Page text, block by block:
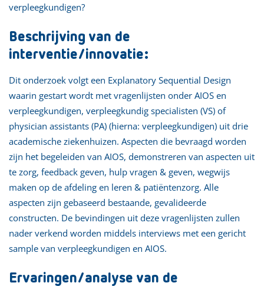
verpleegkundigen?
Beschrijving van de
interventie/innovatie:
Dit onderzoek volgt een Explanatory Sequential Design
waarin gestart wordt met vragenlijsten onder AIOS en
verpleegkundigen, verpleegkundig specialisten (VS) of
physician assistants (PA) (hierna: verpleegkundigen) uit drie
academische ziekenhuizen. Aspecten die bevraagd worden
zijn het begeleiden van AIOS, demonstreren van aspecten uit
te zorg, feedback geven, hulp vragen & geven, wegwijs
maken op de afdeling en leren & patiëntenzorg. Alle
aspecten zijn gebaseerd bestaande, gevalideerde
constructen. De bevindingen uit deze vragenlijsten zullen
nader verkend worden middels interviews met een gericht
sample van verpleegkundigen en AIOS.
Ervaringen/analyse van de